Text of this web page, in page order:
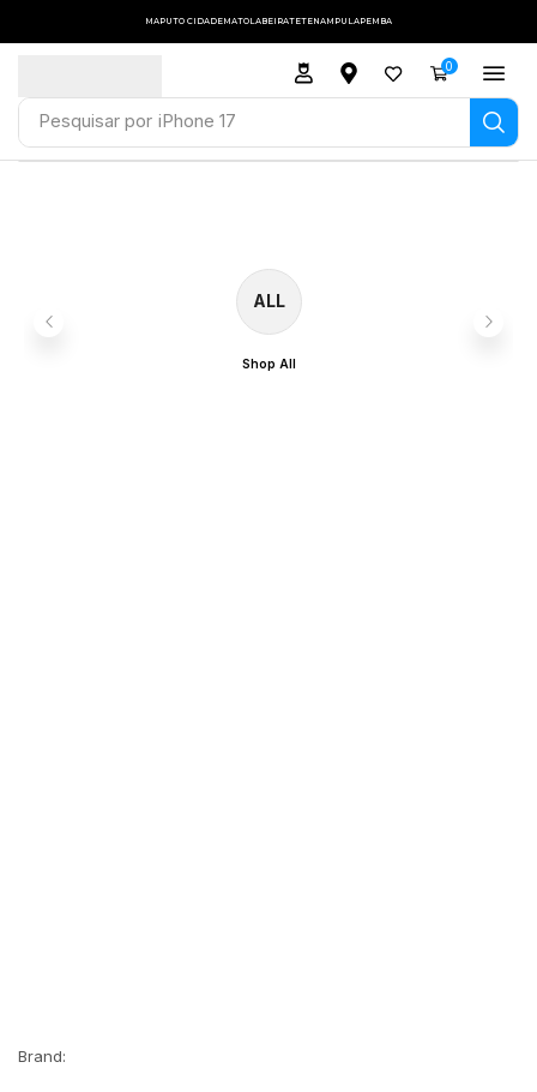
MAPUTO CIDADEMATOLABEIRATETENAMPULAPEMBA
Pesquisar por iPhone 17
0
ALL
Shop All
Brand: